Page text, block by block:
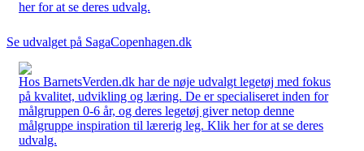
her for at se deres udvalg.
Se udvalget på SagaCopenhagen.dk
Hos BarnetsVerden.dk har de nøje udvalgt legetøj med fokus
på kvalitet, udvikling og læring. De er specialiseret inden for
målgruppen 0-6 år, og deres legetøj giver netop denne
målgruppe inspiration til lærerig leg. Klik her for at se deres
udvalg.